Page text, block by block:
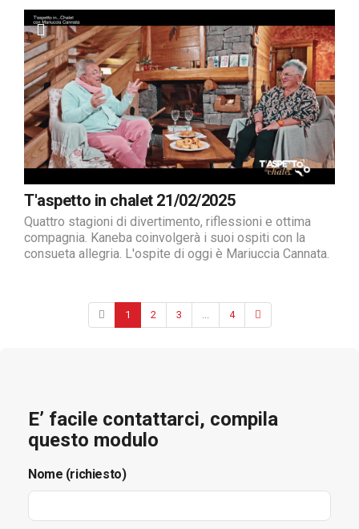
T'aspetto in chalet 21/02/2025
Quattro stagioni di divertimento, riflessioni e ottima
compagnia. Kaneba coinvolgerà i suoi ospiti con la
consueta allegria. L'ospite di oggi è Mariuccia Cannata.
1 2 3 ... 4
E’ facile contattarci, compila
questo modulo
Nome (richiesto)